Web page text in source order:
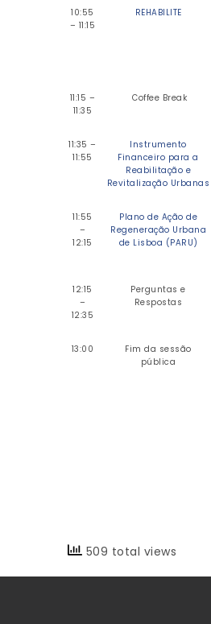
10:55
– 11:15
REHABILITE
11:15 –
11:35
Coffee Break
11:35 –
11:55
Instrumento
Financeiro para a
Reabilitação e
Revitalização Urbanas
11:55
–
12:15
Plano de Ação de
Regeneração Urbana
de Lisboa (PARU)
12:15
–
12:35
Perguntas e
Respostas
13:00
Fim da sessão
pública
509 total views